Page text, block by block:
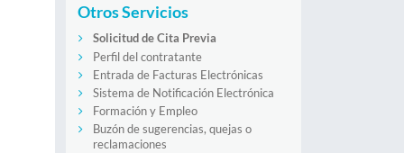
Otros Servicios
Solicitud de Cita Previa
Perfil del contratante
Entrada de Facturas Electrónicas
Sistema de Notificación Electrónica
Formación y Empleo
Buzón de sugerencias, quejas o
reclamaciones